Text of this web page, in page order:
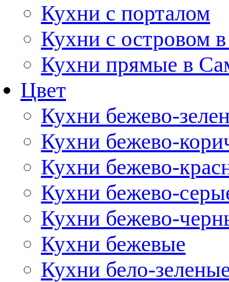
Кухни с порталом
Кухни с островом
Кухни прямые в
Цвет
Кухни бежево-
Кухни бежево-
Кухни бежево-
Кухни бежево-
Кухни бежево-
Кухни бежевые
Кухни бело-